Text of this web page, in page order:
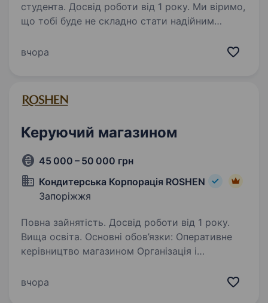
студента. Досвід роботи від 1 року. Ми віримо,
що тобі буде не складно стати надійним
Ти точно підійдеш, якщо зможеш: навчати
магазину…
вчора
Керуючий магазином
45 000 – 50 000 грн
Кондитерська Корпорація ROSHEN
Запоріжжя
Повна зайнятість. Досвід роботи від 1 року.
Вища освіта. Основні обов’язки: Оперативне
керівництво магазином Організація і
персоналом (підбір, адаптація, оцінка,
вчора